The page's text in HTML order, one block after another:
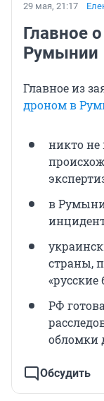
29 мая, 21:17
Главное
Румынии
Главное из
дроном в
никто не
в
страны,
«русские
РФ
обломки
Обсудить